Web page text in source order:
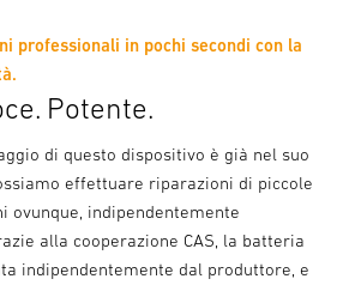
professionali in pochi secondi con la
Potente.
di questo dispositivo è già nel suo
effettuare riparazioni di piccole
ovunque, indipendentemente
alla cooperazione CAS, la batteria
indipendentemente dal produttore, e